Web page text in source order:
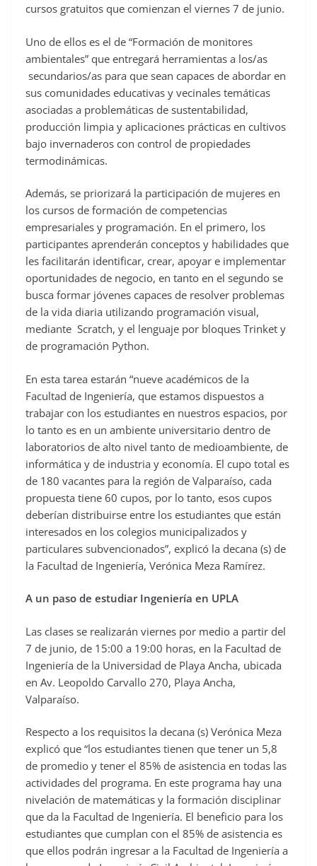
cursos gratuitos que comienzan el viernes 7 de junio.
Uno de ellos es el de “Formación de monitores
ambientales” que entregará herramientas a los/as
secundarios/as para que sean capaces de abordar en
sus comunidades educativas y vecinales temáticas
asociadas a problemáticas de sustentabilidad,
producción limpia y aplicaciones prácticas en cultivos
bajo invernaderos con control de propiedades
termodinámicas.
Además, se priorizará la participación de mujeres en
los cursos de formación de competencias
empresariales y programación. En el primero, los
participantes aprenderán conceptos y habilidades que
les facilitarán identificar, crear, apoyar e implementar
oportunidades de negocio, en tanto en el segundo se
busca formar jóvenes capaces de resolver problemas
de la vida diaria utilizando programación visual,
mediante Scratch, y el lenguaje por bloques Trinket y
de programación Python.
En esta tarea estarán “nueve académicos de la
Facultad de Ingeniería, que estamos dispuestos a
trabajar con los estudiantes en nuestros espacios, por
lo tanto es en un ambiente universitario dentro de
laboratorios de alto nivel tanto de medioambiente, de
informática y de industria y economía. El cupo total es
de 180 vacantes para la región de Valparaíso, cada
propuesta tiene 60 cupos, por lo tanto, esos cupos
deberían distribuirse entre los estudiantes que están
interesados en los colegios municipalizados y
particulares subvencionados”, explicó la decana (s) de
la Facultad de Ingeniería, Verónica Meza Ramírez.
A un paso de estudiar Ingeniería en UPLA
Las clases se realizarán viernes por medio a partir del
7 de junio, de 15:00 a 19:00 horas, en la Facultad de
Ingeniería de la Universidad de Playa Ancha, ubicada
en Av. Leopoldo Carvallo 270, Playa Ancha,
Valparaíso.
Respecto a los requisitos la decana (s) Verónica Meza
explicó que “los estudiantes tienen que tener un 5,8
de promedio y tener el 85% de asistencia en todas las
actividades del programa. En este programa hay una
nivelación de matemáticas y la formación disciplinar
que da la Facultad de Ingeniería. El beneficio para los
estudiantes que cumplan con el 85% de asistencia es
que ellos podrán ingresar a la Facultad de Ingeniería a